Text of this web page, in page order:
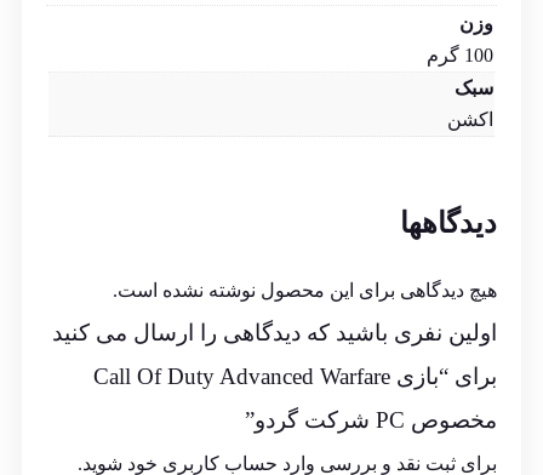
وزن
100 گرم
سبک
اکشن
دیدگاهها
هیچ دیدگاهی برای این محصول نوشته نشده است.
اولین نفری باشید که دیدگاهی را ارسال می کنید
برای “بازی Call Of Duty Advanced Warfare
مخصوص PC شرکت گردو”
برای ثبت نقد و بررسی وارد حساب کاربری خود شوید.